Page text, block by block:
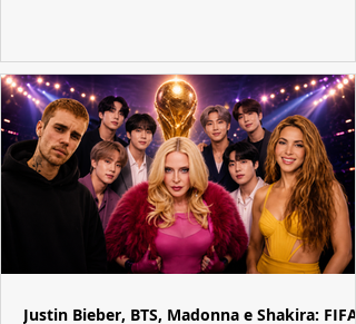
Justin Bieber, BTS, Madonna e Shakira: FIFA